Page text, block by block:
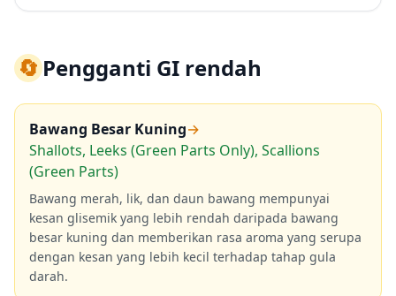
🔄Pengganti GI rendah
Bawang Besar Kuning→
Shallots, Leeks (Green Parts Only), Scallions
(Green Parts)
Bawang merah, lik, dan daun bawang mempunyai
kesan glisemik yang lebih rendah daripada bawang
besar kuning dan memberikan rasa aroma yang serupa
dengan kesan yang lebih kecil terhadap tahap gula
darah.